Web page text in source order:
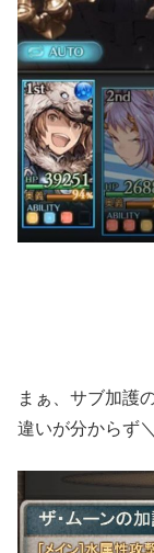
まぁ、サブ加護
違いが分からず